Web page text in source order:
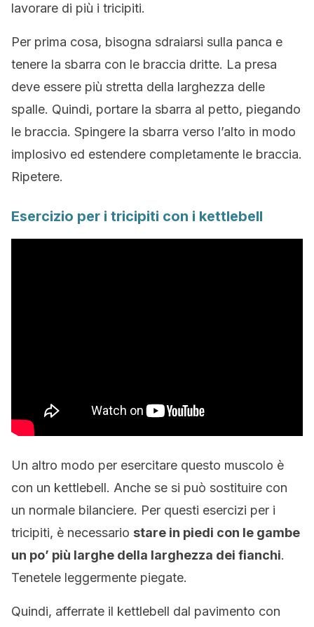
lavorare di più i tricipiti.
Per prima cosa, bisogna sdraiarsi sulla panca e
tenere la sbarra con le braccia dritte. La presa
deve essere più stretta della larghezza delle
spalle. Quindi, portare la sbarra al petto, piegando
le braccia. Spingere la sbarra verso l’alto in modo
implosivo ed estendere completamente le braccia.
Ripetere.
Esercizio per i tricipiti con i kettlebell
Un altro modo per esercitare questo muscolo è
con un kettlebell. Anche se si può sostituire con
un normale bilanciere. Per questi esercizi per i
tricipiti, è necessario stare in piedi con le gambe
un po’ più larghe della larghezza dei fianchi.
Tenetele leggermente piegate.
Quindi, afferrate il kettlebell dal pavimento con